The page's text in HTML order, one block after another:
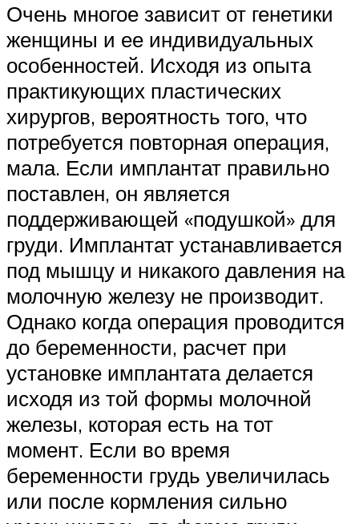
Очень многое зависит от генетики
женщины и ее индивидуальных
особенностей. Исходя из опыта
практикующих пластических
хирургов, вероятность того, что
потребуется повторная операция,
мала. Если имплантат правильно
поставлен, он является
поддерживающей «подушкой» для
груди. Имплантат устанавливается
под мышцу и никакого давления на
молочную железу не производит.
Однако когда операция проводится
до беременности, расчет при
установке имплантата делается
исходя из той формы молочной
железы, которая есть на тот
момент. Если во время
беременности грудь увеличилась
или после кормления сильно